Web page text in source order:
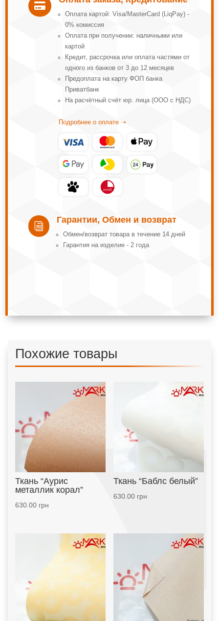

Оплата картой: Visa/MasterCard (LiqPay) -
0% комиссия
Оплата при получении: наличными или
картой
Кредит, рассрочка или оплата частями от
одного из банков от 3 до 12 месяцев
Предоплата на карту ФОП банка
Приватбанк
На расчётный счёт юр. лица (ООО с НДС)
Подробнее о оплате ➝
i
Гарантии, Обмен и возврат
Обмeн/вoзвpaт тoвapa в тeчeниe 14 днeй
Гарантия на изделие - 2 года
Похожие товары
Ткань “Аурис
металлик корал”
630.00грн
Ткань “Баблс белый”
630.00грн